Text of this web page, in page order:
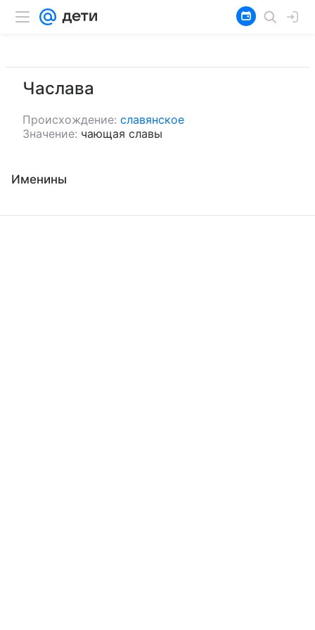
Часлава
Происхождение: славянское
Значение: чающая славы
Именины